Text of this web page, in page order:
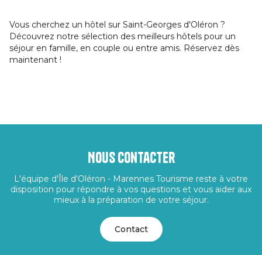
Vous cherchez un hôtel sur Saint-Georges d'Oléron ?
Découvrez notre sélection des meilleurs hôtels pour un
séjour en famille, en couple ou entre amis. Réservez dès
maintenant !
Nous contacter
L'équipe d'Île d'Oléron - Marennes Tourisme reste à votre
disposition pour répondre à vos questions et vous aider aux
mieux à la préparation de votre séjour.
Contact